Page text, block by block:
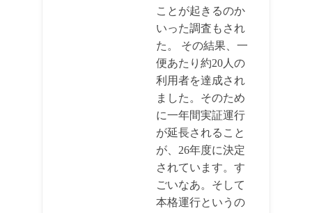
ことが起きるのか
いった調査もされ
た。 その結果、一
便あたり約20人の
利用者を達成され
ました。そのため
に一年間実証運行
が延長されること
が、26年度に決定
されています。す
ごいなあ。そして
本格運行というの